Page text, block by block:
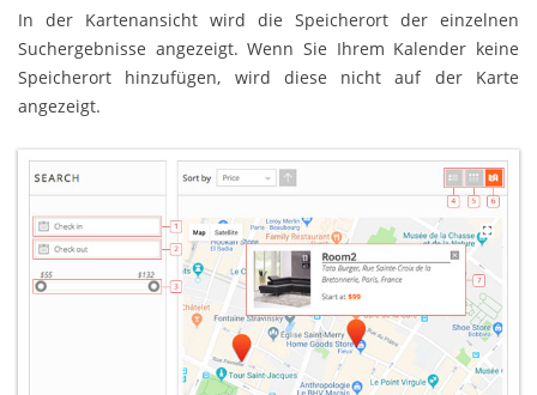
In der Kartenansicht wird die Speicherort der einzelnen
Suchergebnisse angezeigt. Wenn Sie Ihrem Kalender keine
Speicherort hinzufügen, wird diese nicht auf der Karte
angezeigt.